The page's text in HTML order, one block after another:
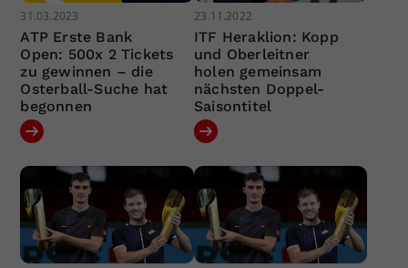
31.03.2023
ATP Erste Bank
Open: 500x 2 Tickets
zu gewinnen – die
Osterball-Suche hat
begonnen
23.11.2022
ITF Heraklion: Kopp
und Oberleitner
holen gemeinsam
nächsten Doppel-
Saisontitel